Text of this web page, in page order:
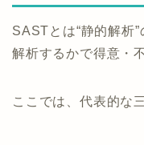
SASTとは“静的解析
解析するかで得意・
ここでは、代表的な